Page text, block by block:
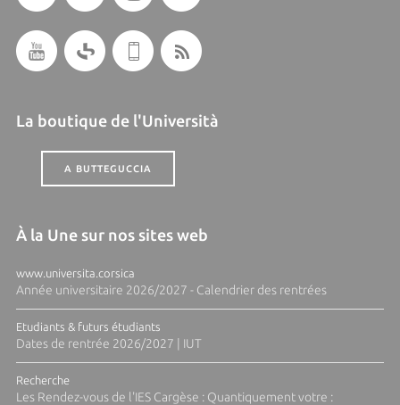
La boutique de l'Università
A BUTTEGUCCIA
À la Une sur nos sites web
www.universita.corsica
Année universitaire 2026/2027 - Calendrier des rentrées
Etudiants & futurs étudiants
Dates de rentrée 2026/2027 | IUT
Recherche
Les Rendez-vous de l'IES Cargèse : Quantiquement votre :